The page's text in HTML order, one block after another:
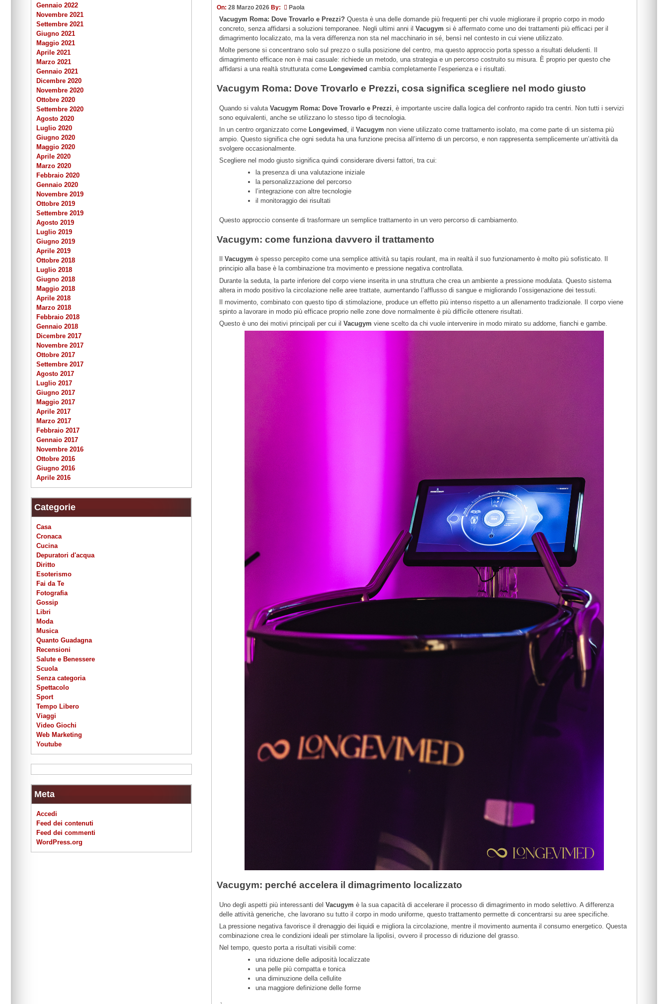
On: 28 Marzo 2026 By: Paola
Vacugym Roma: Dove Trovarlo e Prezzi?Questa è una delle domande più frequenti per chi vuole migliorare il proprio corpo in modo
concreto, senza affidarsi a soluzioni temporanee. Negli ultimi anni ilVacugym si è affermato come uno dei trattamenti più efficaci per il
dimagrimento localizzato, ma la vera differenza non sta nel macchinario in sé, bensì nel contesto in cui viene utilizzato.
Molte persone si concentrano solo sul prezzo o sulla posizione del centro, ma questo approccio porta spesso a risultati deludenti. Il
dimagrimento efficace non è mai casuale: richiede un metodo, una strategia e un percorso costruito su misura. È proprio per questo che
affidarsi a una realtà strutturata come Longevimed cambia completamente l’esperienza e i risultati.
Vacugym Roma: Dove Trovarlo e Prezzi, cosa significa scegliere nel modo giusto
Quando si valutaVacugym Roma: Dove Trovarlo e Prezzi, è importante uscire dalla logica del confronto rapido tra centri. Non tutti i servizi
sono equivalenti, anche se utilizzano lo stesso tipo di tecnologia.
In un centro organizzato come Longevimed , ilVacugym non viene utilizzato come trattamento isolato, ma come parte di un sistema più
ampio. Questo significa che ogni seduta ha una funzione precisa all’interno di un percorso, e non rappresenta semplicemente un’attività da
svolgere occasionalmente.
Scegliere nel modo giusto significa quindi considerare diversi fattori, tra cui:
la presenza di una valutazione iniziale
la personalizzazione del percorso
l’integrazione con altre tecnologie
il monitoraggio dei risultati
Questo approccio consente di trasformare un semplice trattamento in un vero percorso di cambiamento.
Vacugym: come funziona davvero il trattamento
IlVacugym è spesso percepito come una semplice attività su tapis roulant, ma in realtà il suo funzionamento è molto più sofisticato. Il
principio alla base è la combinazione tra movimento e pressione negativa controllata.
Durante la seduta, la parte inferiore del corpo viene inserita in una struttura che crea un ambiente a pressione modulata. Questo sistema
altera in modo positivo la circolazione nelle aree trattate, aumentando l’afflusso di sangue e migliorando l’ossigenazione dei tessuti.
Il movimento, combinato con questo tipo di stimolazione, produce un effetto più intenso rispetto a un allenamento tradizionale. Il corpo viene
spinto a lavorare in modo più efficace proprio nelle zone dove normalmente è più difficile ottenere risultati.
Questo è uno dei motivi principali per cui ilVacugym viene scelto da chi vuole intervenire in modo mirato su addome, fianchi e gambe.
Vacugym: perché accelera il dimagrimento localizzato
Uno degli aspetti più interessanti delVacugym è la sua capacità di accelerare il processo di dimagrimento in modo selettivo. A differenza
delle attività generiche, che lavorano su tutto il corpo in modo uniforme, questo trattamento permette di concentrarsi su aree specifiche.
La pressione negativa favorisce il drenaggio dei liquidi e migliora la circolazione, mentre il movimento aumenta il consumo energetico. Questa
combinazione crea le condizioni ideali per stimolare la lipolisi, ovvero il processo di riduzione del grasso.
Nel tempo, questo porta a risultati visibili come:
una riduzione delle adiposità localizzate
una pelle più compatta e tonica
una diminuzione della cellulite
una maggiore definizione delle forme
Gennaio 2022
Novembre 2021
Settembre 2021
Giugno 2021
Maggio 2021
Aprile 2021
Marzo 2021
Gennaio 2021
Dicembre 2020
Novembre 2020
Ottobre 2020
Settembre 2020
Agosto 2020
Luglio 2020
Giugno 2020
Maggio 2020
Aprile 2020
Marzo 2020
Febbraio 2020
Gennaio 2020
Novembre 2019
Ottobre 2019
Settembre 2019
Agosto 2019
Luglio 2019
Giugno 2019
Aprile 2019
Ottobre 2018
Luglio 2018
Giugno 2018
Maggio 2018
Aprile 2018
Marzo 2018
Febbraio 2018
Gennaio 2018
Dicembre 2017
Novembre 2017
Ottobre 2017
Settembre 2017
Agosto 2017
Luglio 2017
Giugno 2017
Maggio 2017
Aprile 2017
Marzo 2017
Febbraio 2017
Gennaio 2017
Novembre 2016
Ottobre 2016
Giugno 2016
Aprile 2016
Categorie
Casa
Cronaca
Cucina
Depuratori d'acqua
Diritto
Esoterismo
Fai da Te
Fotografia
Gossip
Libri
Moda
Musica
Quanto Guadagna
Recensioni
Salute e Benessere
Scuola
Senza categoria
Spettacolo
Sport
Tempo Libero
Viaggi
Video Giochi
Web Marketing
Youtube
Meta
Accedi
Feed dei contenuti
Feed dei commenti
WordPress.org